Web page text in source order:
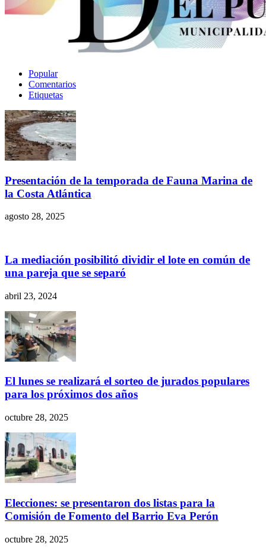
Popular
Comentarios
Etiquetas
Presentación de la temporada de Fauna Marina de
la Costa Atlántica
agosto 28, 2025
La mediación posibilitó dividir el lote en común de
una pareja que se separó
abril 23, 2024
El lunes se realizará el sorteo de jurados populares
para los próximos dos años
octubre 28, 2025
Elecciones: se presentaron dos listas para la
Comisión de Fomento del Barrio Eva Perón
octubre 28, 2025